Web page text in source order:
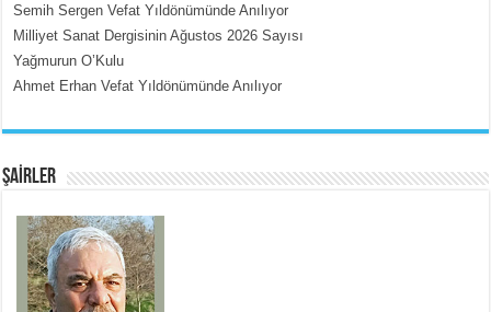
Semih Sergen Vefat Yıldönümünde Anılıyor
Milliyet Sanat Dergisinin Ağustos 2026 Sayısı
Yağmurun O’Kulu
Ahmet Erhan Vefat Yıldönümünde Anılıyor
ŞAİRLER